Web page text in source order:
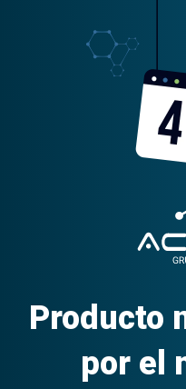
Producto
por el